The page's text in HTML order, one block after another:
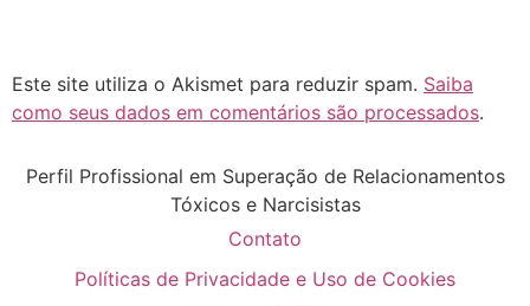
Este site utiliza o Akismet para reduzir spam. Saiba
como seus dados em comentários são processados.
Perfil Profissional em Superação de Relacionamentos
Tóxicos e Narcisistas
Contato
Políticas de Privacidade e Uso de Cookies